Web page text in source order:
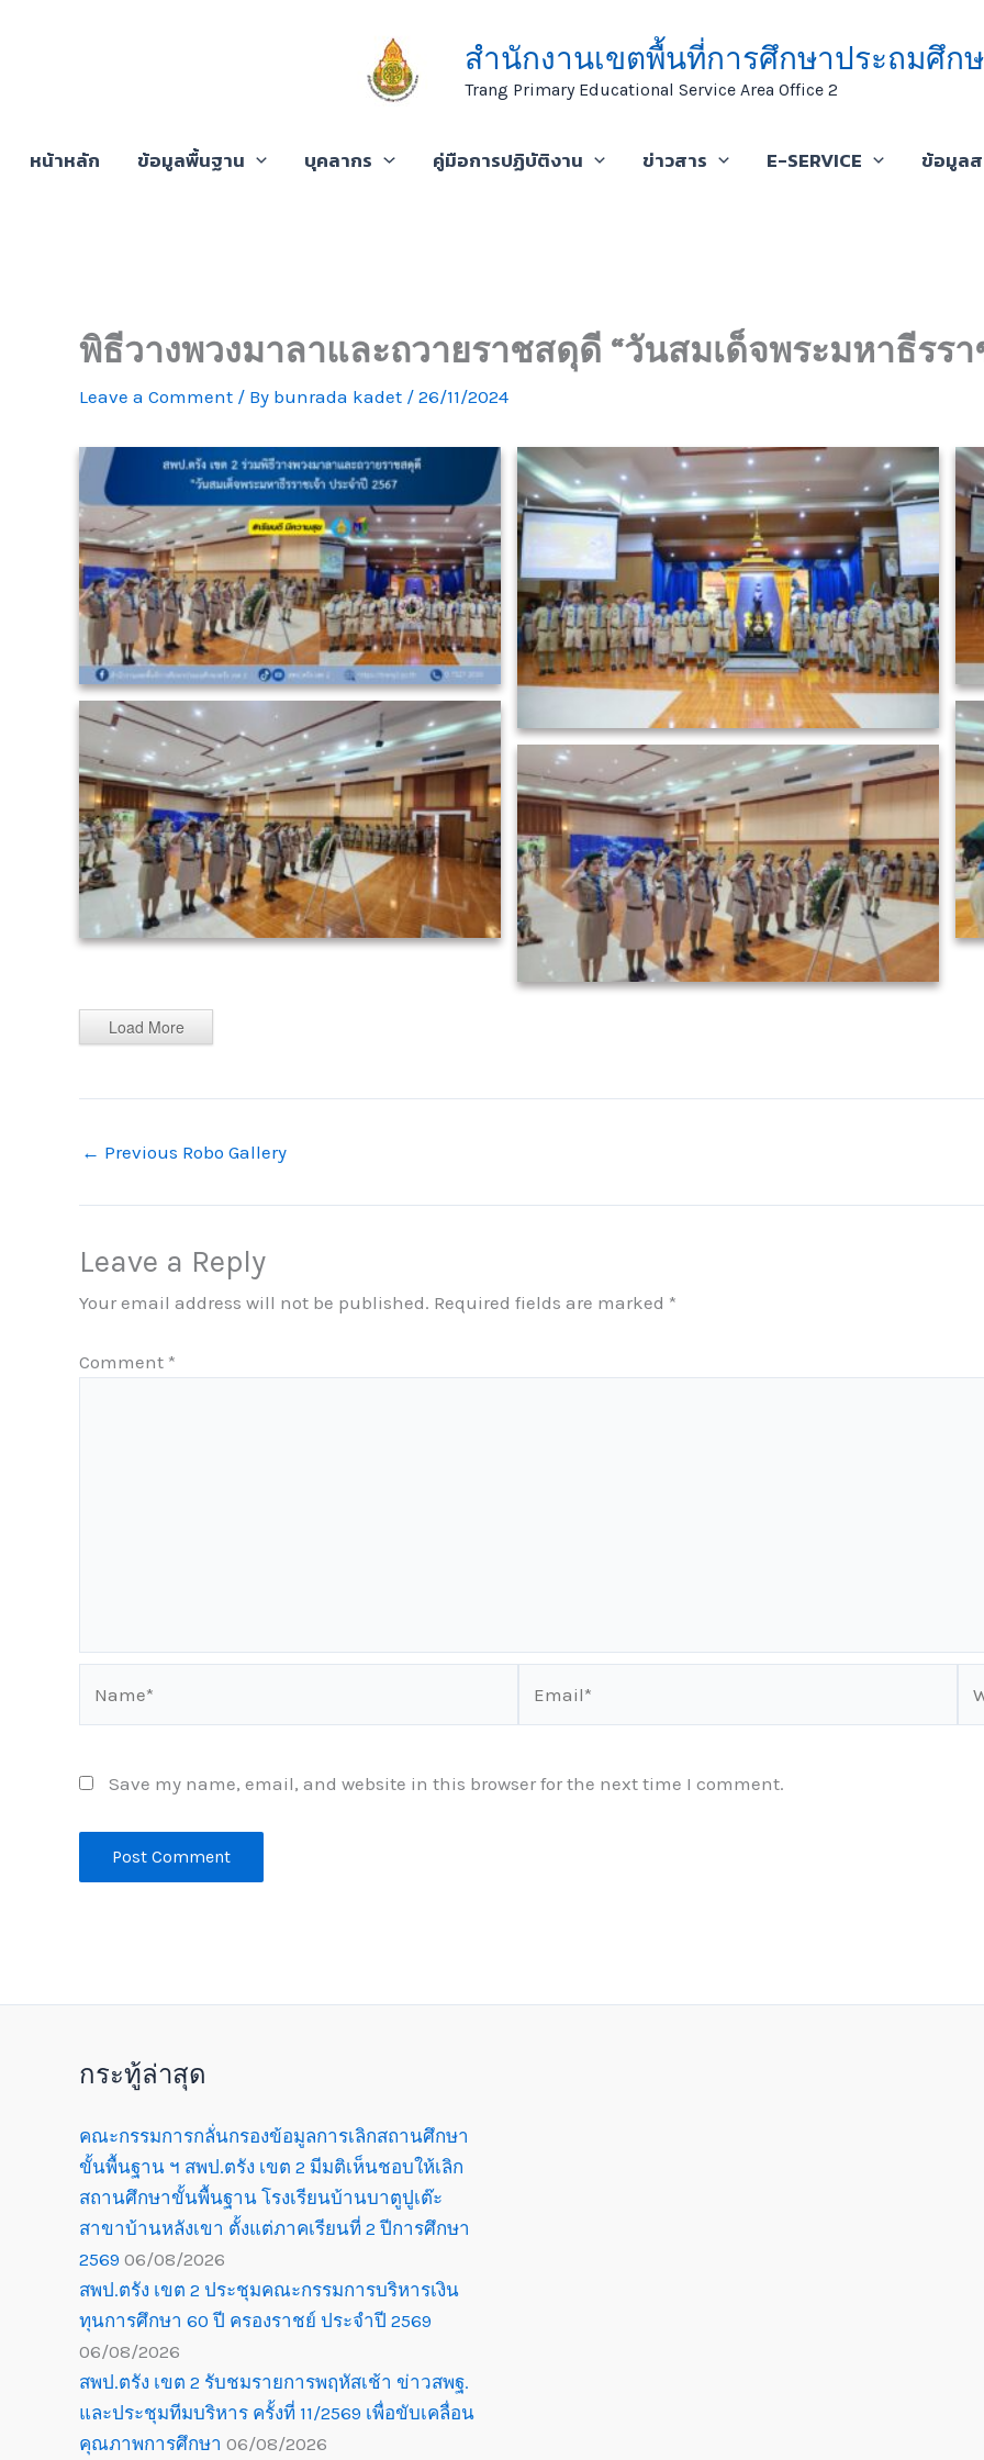
สำนักงานเขตพื้นที่การศึกษาประถมศึกษ
Trang Primary Educational Service Area Office 2
หน้าหลัก ข้อมูลพื้นฐาน บุคลากร คู่มือการปฏิบัติงาน ข่าวสาร E-SERVICE ข้อมูล
พิธีวางพวงมาลาและถวายราชสดุดี “วันสมเด็จพระมหาธีรรา
Leave a Comment / By bunrada kadet / 26/11/2024
Load More
← Previous Robo Gallery
Leave a Reply
Your email address will not be published. Required fields are marked *
Comment *
Save my name, email, and website in this browser for the next time I comment.
กระทู้ล่าสุด
คณะกรรมการกลั่นกรองข้อมูลการเลิกสถานศึกษา
ขั้นพื้นฐาน ฯ สพป.ตรัง เขต 2 มีมติเห็นชอบให้เลิก
สถานศึกษาขั้นพื้นฐาน โรงเรียนบ้านบาตูปูเต๊ะ
สาขาบ้านหลังเขา ตั้งแต่ภาคเรียนที่ 2 ปีการศึกษา
2569 06/08/2026
สพป.ตรัง เขต 2 ประชุมคณะกรรมการบริหารเงิน
ทุนการศึกษา 60 ปี ครองราชย์ ประจำปี 2569
06/08/2026
สพป.ตรัง เขต 2 รับชมรายการพฤหัสเช้า ข่าวสพฐ.
และประชุมทีมบริหาร ครั้งที่ 11/2569 เพื่อขับเคลื่อน
คุณภาพการศึกษา 06/08/2026